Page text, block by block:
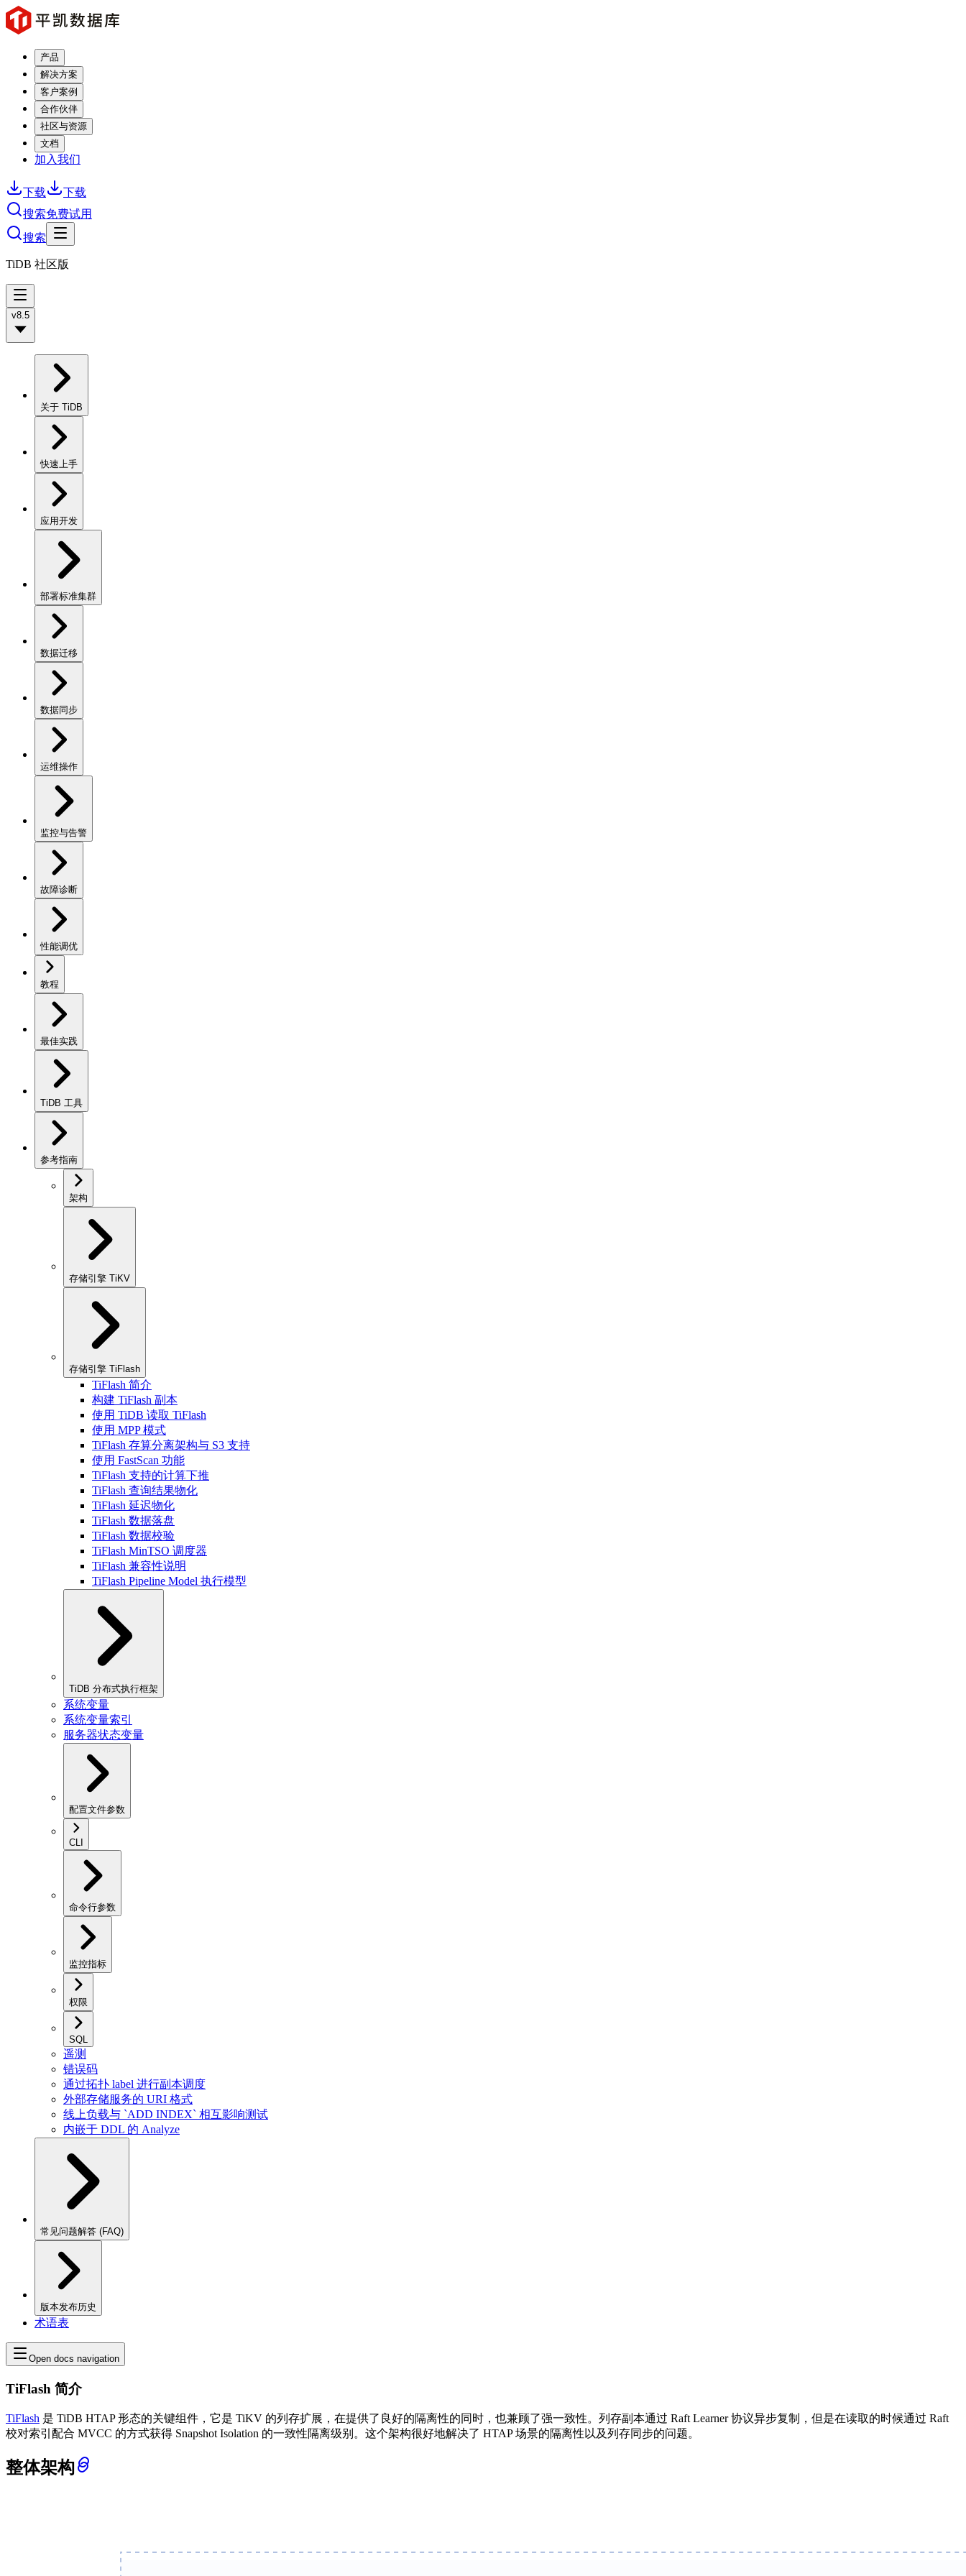
产品
解决方案
客户案例
合作伙伴
社区与资源
文档
加入我们
下载
下载
搜索免费试用
搜索
TiDB 社区版
v8.5
关于 TiDB
快速上手
应用开发
部署标准集群
数据迁移
数据同步
运维操作
监控与告警
故障诊断
性能调优
教程
最佳实践
TiDB 工具
参考指南
架构
存储引擎 TiKV
存储引擎 TiFlash
TiFlash 简介
构建 TiFlash 副本
使用 TiDB 读取 TiFlash
使用 MPP 模式
TiFlash 存算分离架构与 S3 支持
使用 FastScan 功能
TiFlash 支持的计算下推
TiFlash 查询结果物化
TiFlash 延迟物化
TiFlash 数据落盘
TiFlash 数据校验
TiFlash MinTSO 调度器
TiFlash 兼容性说明
TiFlash Pipeline Model 执行模型
TiDB 分布式执行框架
系统变量
系统变量索引
服务器状态变量
配置文件参数
CLI
命令行参数
监控指标
权限
SQL
遥测
错误码
通过拓扑 label 进行副本调度
外部存储服务的 URI 格式
线上负载与 `ADD INDEX` 相互影响测试
内嵌于 DDL 的 Analyze
常见问题解答 (FAQ)
版本发布历史
术语表
Open docs navigation
TiFlash 简介
TiFlash 是 TiDB HTAP 形态的关键组件，它是 TiKV 的列存扩展，在提供了良好的隔离性的同时，也兼顾了强一致性。列存副本通过 Raft Learner 协议异步复制，但是在读取的时候通过 Raft
校对索引配合 MVCC 的方式获得 Snapshot Isolation 的一致性隔离级别。这个架构很好地解决了 HTAP 场景的隔离性以及列存同步的问题。
整体架构